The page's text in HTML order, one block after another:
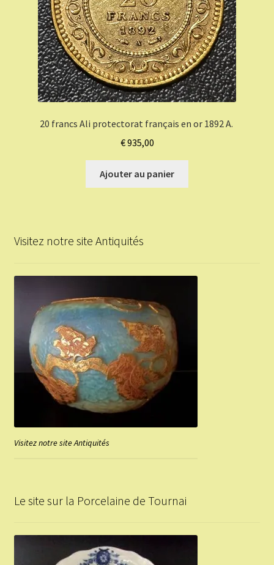
20 francs Ali protectorat français en or 1892 A.
€935,00
Ajouter au panier
Visitez notre site Antiquités
Visitez notre site Antiquités
Le site sur la Porcelaine de Tournai